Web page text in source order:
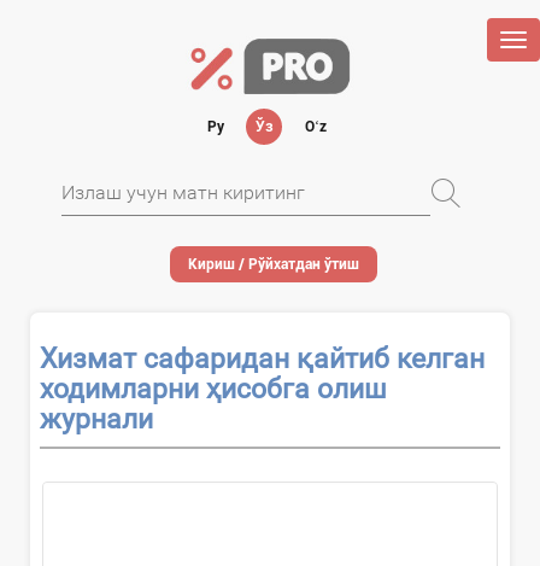
Ру Ўз Oʻz
Кириш / Рўйхатдан ўтиш
Хизмат сафаридан қайтиб келган
ходимларни ҳисобга олиш
журнали